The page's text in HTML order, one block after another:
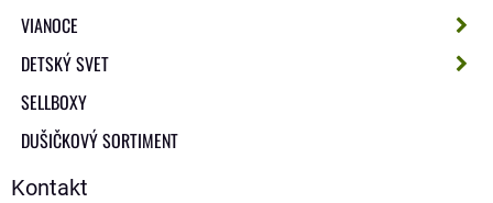
VIANOCE
DETSKÝ SVET
SELLBOXY
DUŠIČKOVÝ SORTIMENT
Kontakt